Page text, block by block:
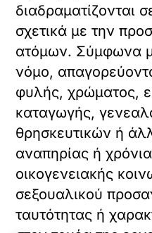
διαδραματίζονται
σχετικά με την
ατόμων. Σύμφωνα
νόμο,
φυλής, χρώματος,
καταγωγής,
θρησκευτικών ή
αναπηρίας ή
οικογενειακής
σεξουαλικού
ταυτότητας ή